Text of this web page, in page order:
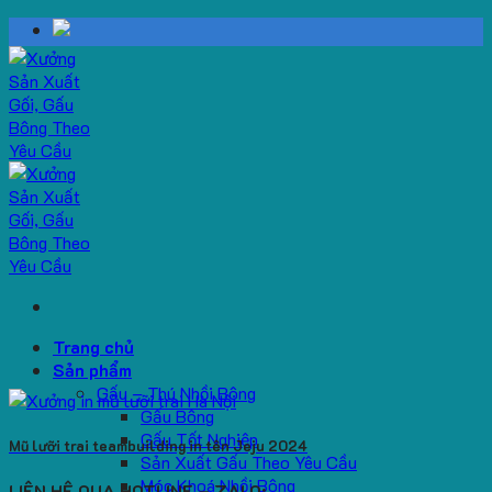
Skip
to
content
Trang chủ
Sản phẩm
Gấu – Thú Nhồi Bông
Gấu Bông
Gấu Tốt Nghiệp
Sản Xuất Gấu Theo Yêu Cầu
Móc Khoá Nhồi Bông
Mũ lưỡi trai teambuilding in tên Jeju 2024